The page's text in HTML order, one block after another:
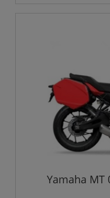
Yamaha MT